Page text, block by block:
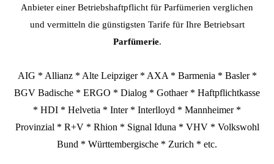
Anbieter einer Betriebshaftpflicht für Parfümerien verglichen
und vermitteln die günstigsten Tarife für Ihre Betriebsart
Parfümerie.
AIG * Allianz * Alte Leipziger * AXA * Barmenia * Basler *
BGV Badische * ERGO * Dialog * Gothaer * Haftpflichtkasse
* HDI * Helvetia * Inter * Interlloyd * Mannheimer *
Provinzial * R+V * Rhion * Signal Iduna * VHV * Volkswohl
Bund * Württembergische * Zurich * etc.